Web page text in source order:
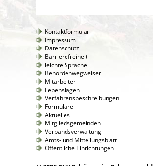
Kontaktformular
Impressum
Datenschutz
Barrierefreiheit
leichte Sprache
Behördenwegweiser
Mitarbeiter
Lebenslagen
Verfahrensbeschreibungen
Formulare
Aktuelles
Mitgliedsgemeinden
Verbandsverwaltung
Amts- und Mitteilungsblatt
Öffentliche Einrichtungen